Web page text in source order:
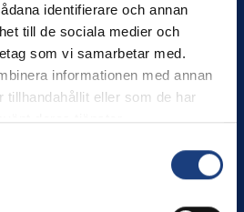
identifierare och annan
till de sociala medier och
som vi samarbetar med.
informationen med annan
tillhandahållit eller som de har
deras tjänster.
Besök
247 93, Flyinge
enligt ISO 14001